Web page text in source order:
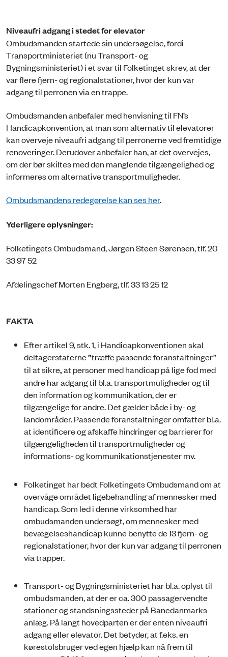
Niveaufri adgang i stedet for elevator
Ombudsmanden startede sin undersøgelse, fordi
Transportministeriet (nu Transport- og
Bygningsministeriet) i et svar til Folketinget skrev, at der
var flere fjern- og regionalstationer, hvor der kun var
adgang til perronen via en trappe.
Ombudsmanden anbefaler med henvisning til FN’s
Handicapkonvention, at man som alternativ til elevatorer
kan overveje niveaufri adgang til perronerne ved fremtidige
renoveringer. Derudover anbefaler han, at det overvejes,
om der bør skiltes med den manglende tilgængelighed og
informeres om alternative transportmuligheder.
Ombudsmandens redegørelse kan ses her.
Yderligere oplysninger:
Folketingets Ombudsmand, Jørgen Steen Sørensen, tlf. 20
33 97 52
Afdelingschef Morten Engberg, tlf. 33 13 25 12
FAKTA
Efter artikel 9, stk. 1, i Handicapkonventionen skal
deltagerstaterne”træffe passende foranstaltninger”
til at sikre,at personer med handicap på lige fod med
andre har adgang til bl.a. transportmuligheder og til
den information og kommunikation, der er
tilgængelige for andre. Det gælder både i by- og
landområder. Passende foranstaltninger omfatter bl.a.
at identificere og afskaffe hindringer og barrierer for
tilgængeligheden til transportmuligheder og
informations- og kommunikationstjenester mv.
Folketinget har bedt Folketingets Ombudsmand om at
overvåge området ligebehandling af mennesker med
handicap. Som led i denne virksomhed har
ombudsmanden undersøgt, om mennesker med
bevægelseshandicap kunne benytte de 13 fjern- og
regionalstationer, hvor der kun var adgang til perronen
via trapper.
Transport- og Bygningsministeriet har bl.a. oplyst til
ombudsmanden, at der er ca. 300 passagervendte
stationer og standsningssteder på Bane­danmarks
anlæg. På langt hovedparten er der enten niveaufri
adgang eller elevator. Det betyder, at f.eks. en
kørestolsbruger ved egen hjælp kan nå frem til